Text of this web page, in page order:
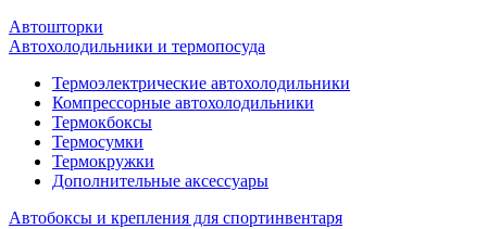
Автошторки
Автохолодильники и термопосуда
Термоэлектрические автохолодильники
Компрессорные автохолодильники
Термокбоксы
Термосумки
Термокружки
Дополнительные аксессуары
Автобоксы и крепления для спортинвентаря